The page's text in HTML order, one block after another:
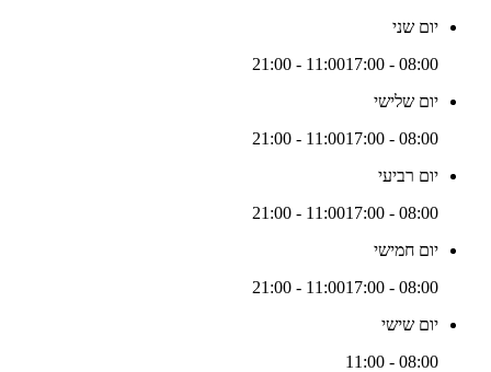
יום שני
08:00 - 11:00
17:00 - 21:00
יום שלישי
08:00 - 11:00
17:00 - 21:00
יום רביעי
08:00 - 11:00
17:00 - 21:00
יום חמישי
08:00 - 11:00
17:00 - 21:00
יום שישי
08:00 - 11:00